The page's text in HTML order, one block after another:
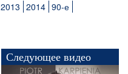
2013 2014 90-е
Следующее видео